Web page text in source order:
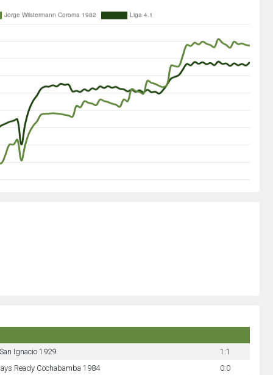
Ignacio 1929
1:1
Ready Cochabamba 1984
0:0